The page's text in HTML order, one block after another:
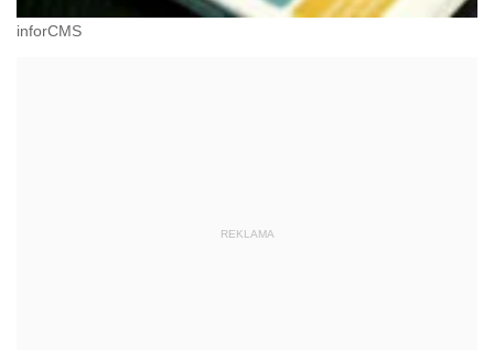
inforCMS